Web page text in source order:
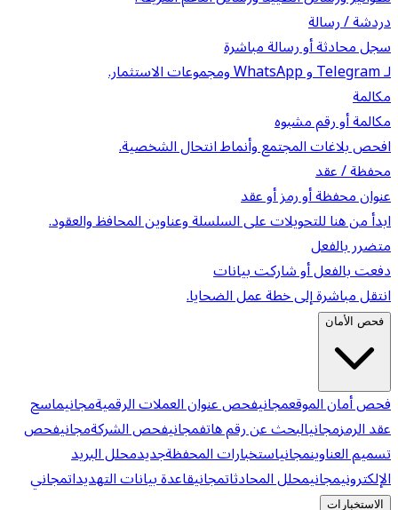
دردشة / رسالة
سجل محادثة أو رسالة مباشرة
لـ Telegram و WhatsApp ومجموعات الاستثمار.
مكالمة
مكالمة أو رقم مشبوه
افحص بلاغات المجتمع وأنماط انتحال الشخصية.
محفظة / عقد
عنوان محفظة أو رمز أو عقد
ابدأ من هنا للتحويلات على السلسلة وعناوين المحافظ والعقود.
متضرر بالفعل
دفعت بالفعل أو شاركت بيانات
انتقل مباشرة إلى خطة عمل الضحايا.
فحص الأمان
فحص أمان الموقعمجانيفحص عنوان العملات الرقميةمجانيماسح
عقد الرمزمجانيالبحث عن رقم هاتفمجانيفحص الشركةمجانيفحص
تسميم العناوينمجانياستخبارات المحفظةجديدمحلل البريد
الإلكترونيمجانيمحلل المحادثاتمجانيقاعدة بيانات التهديداتمجاني
الاستخبارات